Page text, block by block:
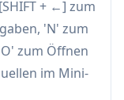
über
hinweg
+ ←] zum
'N' zum
zum Öffnen
im Mini-